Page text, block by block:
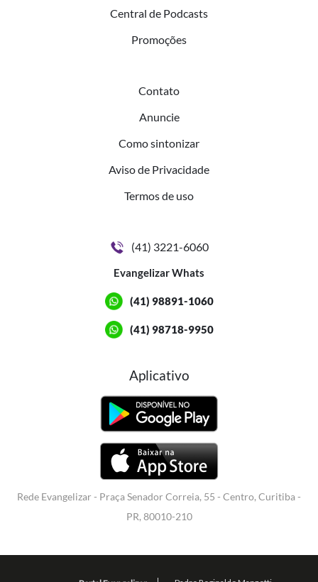
Central de Podcasts
Promoções
Contato
Anuncie
Como sintonizar
Aviso de Privacidade
Termos de uso
(41) 3221-6060
Evangelizar Whats
(41) 98891-1060
(41) 98718-9950
Aplicativo
Rede Evangelizar - Praça Senador Correia, 55 - Centro, Curitiba -
PR, 80010-210